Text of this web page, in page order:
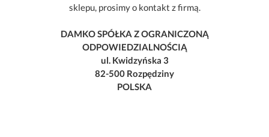
sklepu, prosimy o kontakt z firmą.
DAMKO SPÓŁKA Z OGRANICZONĄ
ODPOWIEDZIALNOŚCIĄ
ul. Kwidzyńska 3
82-500 Rozpędziny
POLSKA